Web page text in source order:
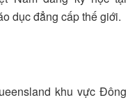
dục đẳng cấp thế giới.
khu vực Đông